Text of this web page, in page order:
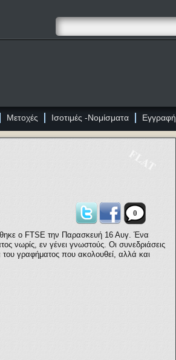
Μετοχές Ισοτιμές -Νομίσματα Εγγραφή
0
ο FTSE την Παρασκευή 16 Αυγ. Ένα
νωρίς, εν γένει γνωστούς. Οι συνεδριάσεις
του γραφήματος που ακολουθεί, αλλά και